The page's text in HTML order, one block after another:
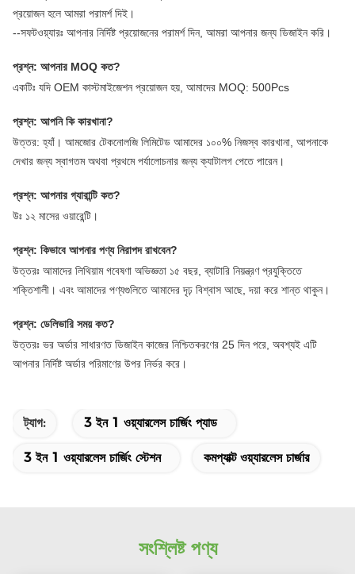
প্রয়োজন হলে আমরা পরামর্শ দিই।
--সফটওয়্যারঃ আপনার নির্দিষ্ট প্রয়োজনের পরামর্শ দিন, আমরা আপনার জন্য ডিজাইন করি।
প্রশ্ন: আপনার MOQ কত?
একটিঃ যদি OEM কাস্টমাইজেশন প্রয়োজন হয়, আমাদের MOQ: 500Pcs
প্রশ্ন: আপনি কি কারখানা?
উত্তর: হ্যাঁ। আমজোর টেকনোলজি লিমিটেড আমাদের ১০০% নিজস্ব কারখানা, আপনাকে
দেখার জন্য স্বাগতম অথবা প্রথমে পর্যালোচনার জন্য ক্যাটালগ পেতে পারেন।
প্রশ্ন: আপনার গ্যারান্টি কত?
উঃ ১২ মাসের ওয়ারেন্টি।
প্রশ্ন: কিভাবে আপনার পণ্য নিরাপদ রাখবেন?
উত্তরঃ আমাদের লিথিয়াম গবেষণা অভিজ্ঞতা ১৫ বছর, ব্যাটারি নিয়ন্ত্রণ প্রযুক্তিতে
শক্তিশালী। এবং আমাদের পণ্যগুলিতে আমাদের দৃঢ় বিশ্বাস আছে, দয়া করে শান্ত থাকুন।
প্রশ্ন: ডেলিভারি সময় কত?
উত্তরঃ ভর অর্ডার সাধারণত ডিজাইন কাজের নিশ্চিতকরণের 25 দিন পরে, অবশ্যই এটি
আপনার নির্দিষ্ট অর্ডার পরিমাণের উপর নির্ভর করে।
ট্যাগ: 3 ইন 1 ওয়্যারলেস চার্জিং প্যাড
3 ইন 1 ওয়্যারলেস চার্জিং স্টেশন কমপ্যাক্ট ওয়্যারলেস চার্জার
সংশ্লিষ্ট পণ্য